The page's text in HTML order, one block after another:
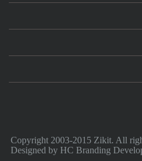
Copyright 2003-2015 Zikit. All
Designed by HC Branding